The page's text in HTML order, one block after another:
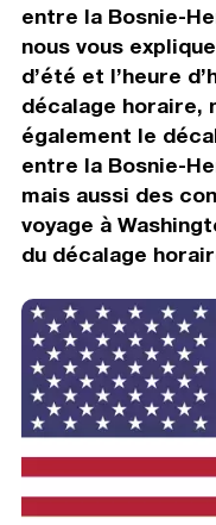
entre la Bosnie-
nous vous
d’été et l’heure
décalage horaire,
également le
entre la Bosnie-
mais aussi des
voyage à
du décalage